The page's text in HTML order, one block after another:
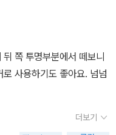
더보기